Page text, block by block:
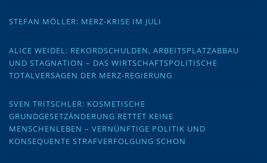
STEFAN MÖLLER: MERZ-KRISE IM JULI
ALICE WEIDEL: REKORDSCHULDEN, ARBEITSPLATZABBAU
UND STAGNATION – DAS WIRTSCHAFTSPOLITISCHE
TOTALVERSAGEN DER MERZ-REGIERUNG
SVEN TRITSCHLER: KOSMETISCHE
GRUNDGESETZÄNDERUNG RETTET KEINE
MENSCHENLEBEN – VERNÜNFTIGE POLITIK UND
KONSEQUENTE STRAFVERFOLGUNG SCHON